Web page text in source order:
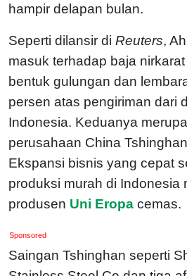
hampir delapan bulan.
Seperti dilansir di Reuters,
masuk terhadap baja
bentuk gulungan dan
persen atas pengiriman dari
Indonesia. Keduanya
perusahaan China
Ekspansi bisnis yang cepat
produksi murah di Indonesia
produsen Uni Eropa cemas.
Sponsored
Saingan Tshinghan seperti